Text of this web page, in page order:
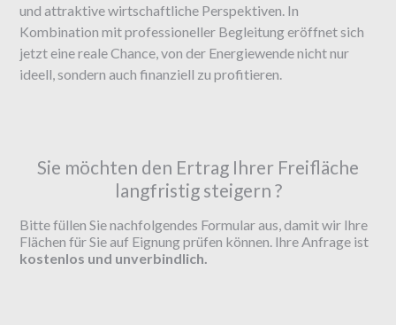
und attraktive wirtschaftliche Perspektiven. In
Kombination mit professioneller Begleitung eröffnet sich
jetzt eine reale Chance, von der Energiewende nicht nur
ideell, sondern auch finanziell zu profitieren.
Sie möchten den Ertrag Ihrer Freifläche
langfristig steigern ?
Bitte füllen Sie nachfolgendes Formular aus, damit wir Ihre
Flächen für Sie auf Eignung prüfen können. Ihre Anfrage ist
kostenlos und unverbindlich.